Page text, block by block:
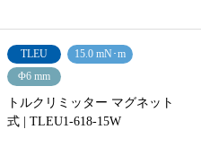
TLEU
15.0 mN･m
Φ6 mm
トルクリミッター マグネット
式 | TLEU1-618-15W